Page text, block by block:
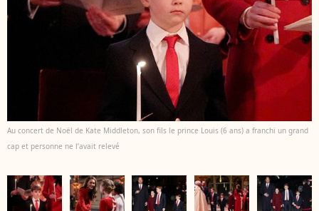
Au concert de Noël de Kate Middleton, son fils le prince Louis (6 ans) a franchi un grand
cap et personne ne l’avait relevé